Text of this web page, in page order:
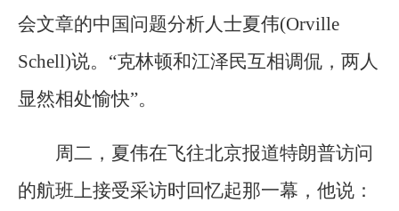
会文章的中国问题分析人士夏伟(Orville
Schell)说。“克林顿和江泽民互相调侃，两人
显然相处愉快”。
周二，夏伟在飞往北京报道特朗普访问
的航班上接受采访时回忆起那一幕，他说：